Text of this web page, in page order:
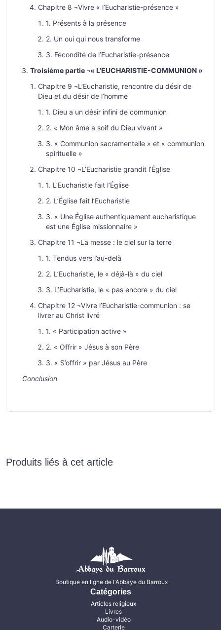
Chapitre 8 ¬Vivre « l’Eucharistie-présence »
1. Présents à la présence
2. Un oui qui nous transforme
3. Fécondité de l’Eucharistie-présence
Troisième partie ¬« L’EUCHARISTIE-COMMUNION »
Chapitre 9 ¬L’Eucharistie, rencontre du désir de
Dieu et du désir de l’homme
1. Dieu a un désir infini de communion
2. « Mon âme a soif du Dieu vivant »
3. « Communion sacramentelle » et « communion
spirituelle »
Chapitre 10 ¬L’Eucharistie grandit l’Église
1. L’Eucharistie fait l’Église
2. L’Église fait l’Eucharistie
3. « Une Église authentiquement eucharistique
est une Église missionnaire »
Chapitre 11 ¬La messe : le ciel sur la terre
1. Tendus vers l’au-delà
2. L’Eucharistie, le « déjà-là » du ciel
3. L’Eucharistie, le « pas encore » du ciel
Chapitre 12 ¬Vivre l’Eucharistie-communion : se
livrer au Christ livré
1. « Participation active »
2. « Offrir » Jésus à son Père
3. « S’offrir » par Jésus au Père
Conclusion
Produits liés à cet article
Boutique en ligne de l'Abbaye du Barroux
Catégories
Articles religieux
Livres
Audio-vidéo
Carterie